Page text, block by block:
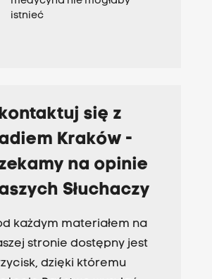
istnieć
się z
Kraków -
na opinie
Słuchaczy
każdym materiałem na
stronie dostępny jest
dzięki któremu